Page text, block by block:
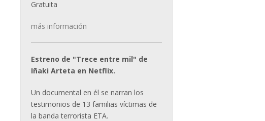
Gratuita
más información
Estreno de "Trece entre mil" de
Iñaki Arteta en Netflix.
Un documental en él se narran los
testimonios de 13 familias víctimas de
la banda terrorista ETA.